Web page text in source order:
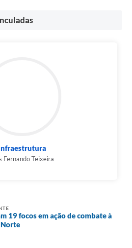
Fernando Teixeira
19 focos em ação de combate à
Norte